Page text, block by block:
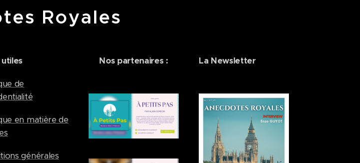
Royales
utiles
de
en matière de
générales
Nos partenaires : La Newsletter